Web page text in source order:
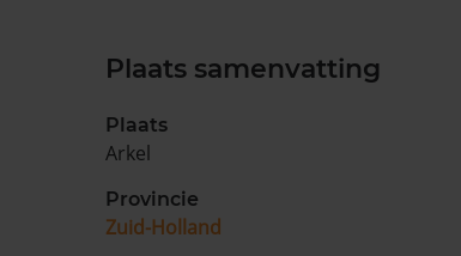
Plaats samenvatting
Plaats
Arkel
Provincie
Zuid-Holland